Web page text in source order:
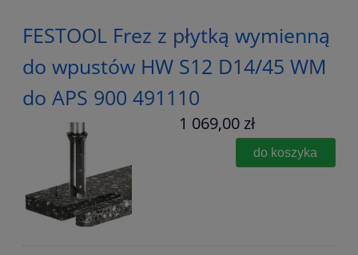
FESTOOL Frez z płytką wymienną
do wpustów HW S12 D14/45 WM
do APS 900 491110
1 069,00 zł
do koszyka